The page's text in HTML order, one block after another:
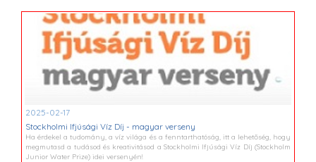
2025-02-17
Stockholmi Ifjúsági Víz Díj - magyar verseny
Ha érdekel a tudomány, a víz világa és a fenntarthatóság, itt a lehetőség, hogy
megmutasd a tudásod és kreativitásod a Stockholmi Ifjúsági Víz Díj (Stockholm
Junior Water Prize) idei versenyén!